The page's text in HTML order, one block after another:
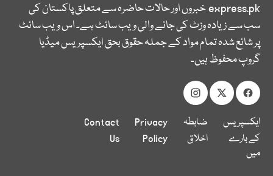
express.pkخبروں اور حالات حاضرہ سے متعلق پاکستان کی
سب سے زیادہ وزٹ کی جانے والی ویب سائٹ ہے۔ اس ویب سائٹ
پر شائع شدہ تمام مواد کے جملہ حقوق بحق ایکسپریس میڈیا
گروپ محفوظ ہیں۔
ایکسپریس
کے بارے
میں
ضابطہ
اخلاق
Privacy
Policy
Contact
Us